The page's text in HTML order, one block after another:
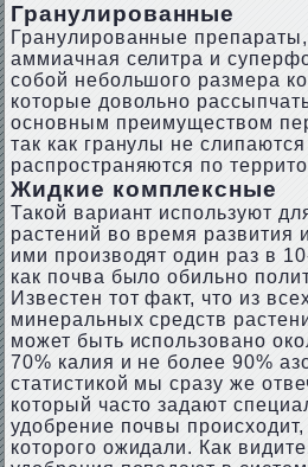
Гранулированные
Гранулированные препараты,
аммиачная селитра и
собой небольшого размера
которые довольно
основным преимуществом
так как гранулы не
распространяются по
Жидкие комплексные
Такой вариант используют
растений во время развития
ими производят один раз в
как почва было обильно
Известен тот факт, что из
минеральных средств
может быть использовано
70% калия и не более 90%
статистикой мы сразу же
который часто задают
удобрение почвы
которого ожидали. Как